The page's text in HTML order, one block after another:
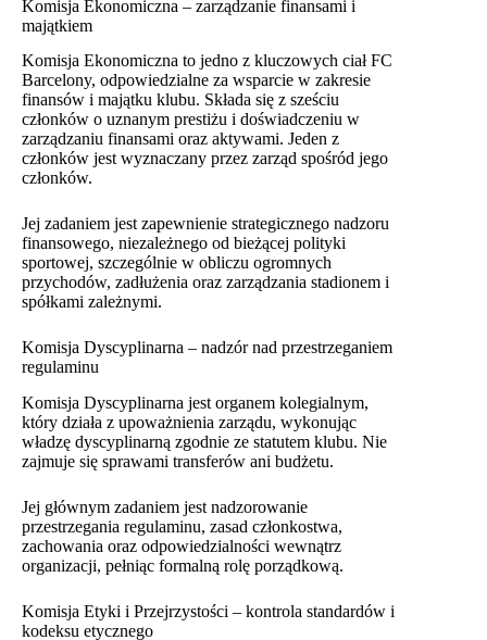
Komisja Ekonomiczna – zarządzanie finansami i
majątkiem
Komisja Ekonomiczna to jedno z kluczowych ciał FC
Barcelony, odpowiedzialne za wsparcie w zakresie
finansów i majątku klubu. Składa się z sześciu
członków o uznanym prestiżu i doświadczeniu w
zarządzaniu finansami oraz aktywami. Jeden z
członków jest wyznaczany przez zarząd spośród jego
członków.
Jej zadaniem jest zapewnienie strategicznego nadzoru
finansowego, niezależnego od bieżącej polityki
sportowej, szczególnie w obliczu ogromnych
przychodów, zadłużenia oraz zarządzania stadionem i
spółkami zależnymi.
Komisja Dyscyplinarna – nadzór nad przestrzeganiem
regulaminu
Komisja Dyscyplinarna jest organem kolegialnym,
który działa z upoważnienia zarządu, wykonując
władzę dyscyplinarną zgodnie ze statutem klubu. Nie
zajmuje się sprawami transferów ani budżetu.
Jej głównym zadaniem jest nadzorowanie
przestrzegania regulaminu, zasad członkostwa,
zachowania oraz odpowiedzialności wewnątrz
organizacji, pełniąc formalną rolę porządkową.
Komisja Etyki i Przejrzystości – kontrola standardów i
kodeksu etycznego